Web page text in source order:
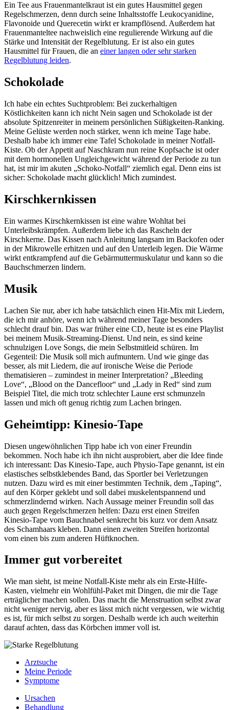
Ein Tee aus Frauenmantelkraut ist ein gutes Hausmittel gegen
Regelschmerzen, denn durch seine Inhaltsstoffe Leukocyanidine,
Flavonoide und Querecetin wirkt er krampflösend. Außerdem hat
Frauenmanteltee nachweislich eine regulierende Wirkung auf die
Stärke und Intensität der Regelblutung. Er ist also ein gutes
Hausmittel für Frauen, die an einer langen oder sehr starken
Regelblutung leiden.
Schokolade
Ich habe ein echtes Suchtproblem: Bei zuckerhaltigen
Köstlichkeiten kann ich nicht Nein sagen und Schokolade ist der
absolute Spitzenreiter in meinem persönlichen Süßigkeiten-Ranking.
Meine Gelüste werden noch stärker, wenn ich meine Tage habe.
Deshalb habe ich immer eine Tafel Schokolade in meiner Notfall-
Kiste. Ob der Appetit auf Naschkram nun reine Kopfsache ist oder
mit dem hormonellen Ungleichgewicht während der Periode zu tun
hat, ist mir im akuten „Schoko-Notfall“ ziemlich egal. Denn eins ist
sicher: Schokolade macht glücklich! Mich zumindest.
Kirschkernkissen
Ein warmes Kirschkernkissen ist eine wahre Wohltat bei
Unterleibskrämpfen. Außerdem liebe ich das Rascheln der
Kirschkerne. Das Kissen nach Anleitung langsam im Backofen oder
in der Mikrowelle erhitzen und auf den Unterleib legen. Die Wärme
wirkt entkrampfend auf die Gebärmuttermuskulatur und kann so die
Bauchschmerzen lindern.
Musik
Lachen Sie nur, aber ich habe tatsächlich einen Hit-Mix mit Liedern,
die ich mir anhöre, wenn ich während meiner Tage besonders
schlecht drauf bin. Das war früher eine CD, heute ist es eine Playlist
bei meinem Musik-Streaming-Dienst. Und nein, es sind keine
schnulzigen Love Songs, die mein Selbstmitleid schüren. Im
Gegenteil: Die Musik soll mich aufmuntern. Und wie ginge das
besser, als mit Liedern, die auf ironische Weise die Periode
thematisieren – zumindest in meiner Interpretation? „Bleeding
Love“, „Blood on the Dancefloor“ und „Lady in Red“ sind zum
Beispiel Titel, die mich trotz schlechter Laune erst schmunzeln
lassen und mich oft genug richtig zum Lachen bringen.
Geheimtipp: Kinesio-Tape
Diesen ungewöhnlichen Tipp habe ich von einer Freundin
bekommen. Noch habe ich ihn nicht ausprobiert, aber die Idee finde
ich interessant: Das Kinesio-Tape, auch Physio-Tape genannt, ist ein
elastisches selbstklebendes Band, das Sportler bei Verletzungen
nutzen. Dazu wird es mit einer bestimmten Technik, dem „Taping“,
auf den Körper geklebt und soll dabei muskelentspannend und
schmerzlindernd wirken. Nach Aussage meiner Freundin soll das
auch gegen Regelschmerzen helfen: Dazu erst einen Streifen
Kinesio-Tape vom Bauchnabel senkrecht bis kurz vor dem Ansatz
des Schamhaars kleben. Dann einen zweiten Streifen horizontal
vom einen bis zum anderen Hüftknochen.
Immer gut vorbereitet
Wie man sieht, ist meine Notfall-Kiste mehr als ein Erste-Hilfe-
Kasten, vielmehr ein Wohlfühl-Paket mit Dingen, die mir die Tage
erträglicher machen sollen. Das macht die Menstruation selbst zwar
nicht weniger nervig, aber es lässt mich nicht vergessen, wie wichtig
es ist, für mich selbst zu sorgen. Deshalb werde ich auch weiterhin
darauf achten, dass das Körbchen immer voll ist.
Arztsuche
Meine Periode
Symptome
Ursachen
Behandlung